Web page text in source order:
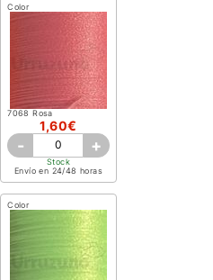
Color
7068 Rosa
1,60€
- +
Stock
Envío en 24/48 horas
Color